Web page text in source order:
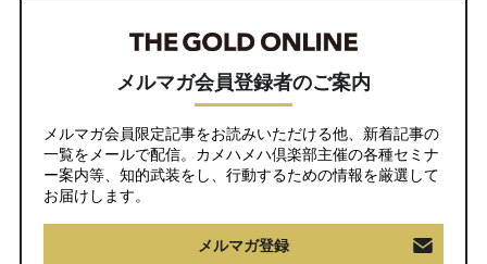
メルマガ会員登録者のご案内
メルマガ会員限定記事をお読みいただける他、新着記事の
一覧をメールで配信。カメハメハ倶楽部主催の各種セミナ
ー案内等、知的武装をし、行動するための情報を厳選して
お届けします。
メルマガ登録